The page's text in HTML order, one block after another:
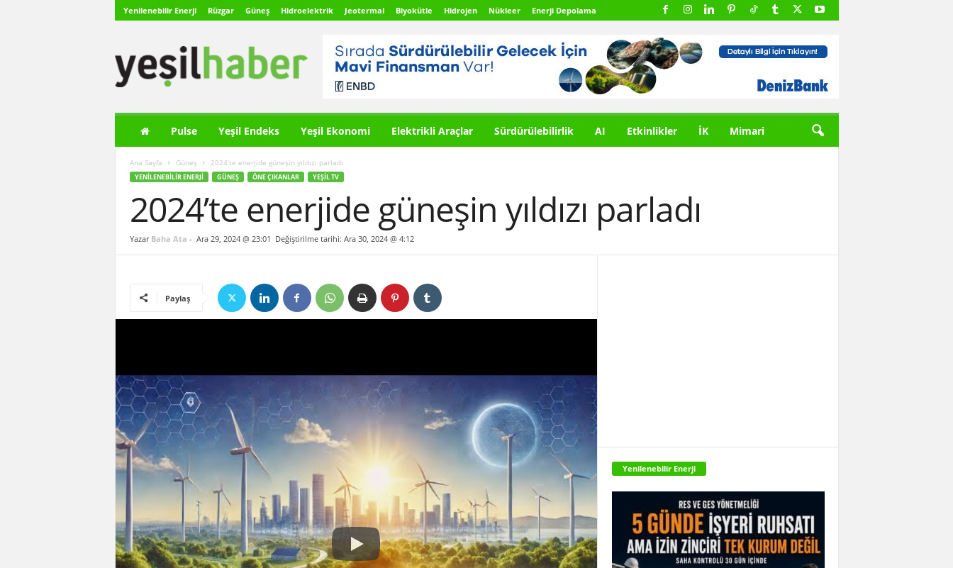
Yenilenebilir Enerji Rüzgar Güneş Hidroelektrik Jeotermal Biyokütle Hidrojen Nükleer Enerji Depolama
ş
Pulse Yeşil Endeks Yeşil Ekonomi Elektrikli Araçlar Sürdürülebilirlik AI Etkinlikler İK Mimari
Ana Sayfa Güneş 2024’te enerjide güneşin yıldızı parladı
YENILENEBILIR ENERJI GÜNEŞ ÖNE ÇIKANLAR YEŞIL TV
2024’te enerjide güneşin yıldızı parladı
Yazar Baha Ata - Ara 29, 2024 @ 23:01 Değiştirilme tarihi: Ara 30, 2024 @ 4:12
Paylaş
Yenilenebilir Enerji